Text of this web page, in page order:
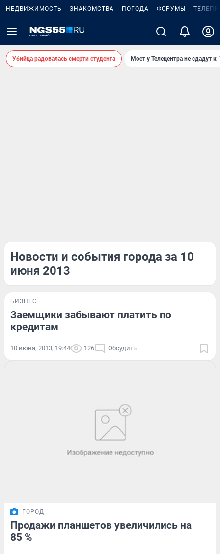
НЕДВИЖИМОСТЬ ЗНАКОМСТВА ПОГОДА ФОРУМЫ
Убийца радовалась смерти студента Мост у Телецентра не сдадут к
Новости и события города за 10
июня 2013
БИЗНЕС
Заемщики забывают платить по
кредитам
10 июня, 2013, 19:44 126 Обсудить
ГОРОД
Продажи планшетов увеличились на
85 %